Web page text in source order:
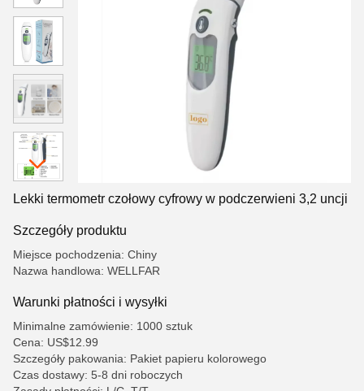
Lekki termometr czołowy cyfrowy w podczerwieni 3,2 uncji
Szczegóły produktu
Miejsce pochodzenia: Chiny
Nazwa handlowa: WELLFAR
Warunki płatności i wysyłki
Minimalne zamówienie: 1000 sztuk
Cena: US$12.99
Szczegóły pakowania: Pakiet papieru kolorowego
Czas dostawy: 5-8 dni roboczych